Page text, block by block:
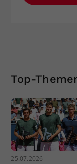
Top-
25.07.2026